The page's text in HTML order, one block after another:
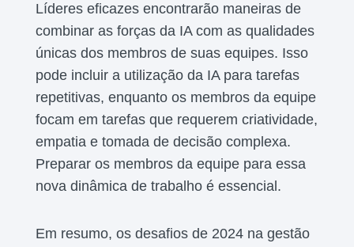
Líderes eficazes encontrarão maneiras de
combinar as forças da IA com as qualidades
únicas dos membros de suas equipes. Isso
pode incluir a utilização da IA para tarefas
repetitivas, enquanto os membros da equipe
focam em tarefas que requerem criatividade,
empatia e tomada de decisão complexa.
Preparar os membros da equipe para essa
nova dinâmica de trabalho é essencial.
Em resumo, os desafios de 2024 na gestão